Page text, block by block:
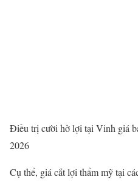
Điều trị cười hở lợi tại Vinh giá
2026
Cụ thể, giá cắt lợi thẩm mỹ tại